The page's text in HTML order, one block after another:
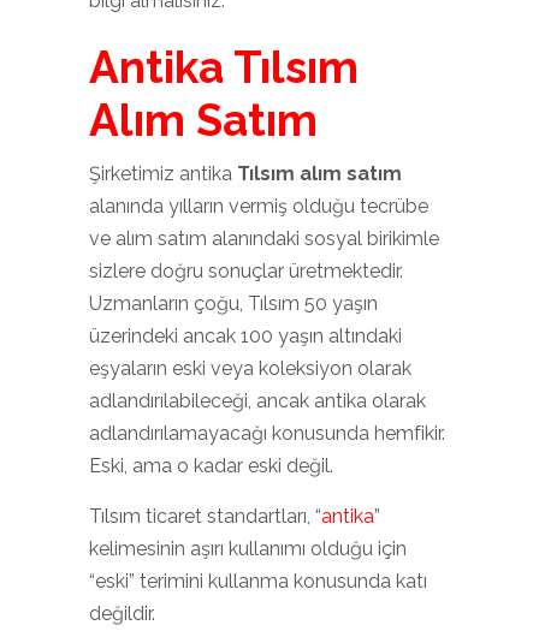
Antika Tılsım
Alım Satım
Şirketimiz antika Tılsım alım satım
alanında yılların vermiş olduğu tecrübe
ve alım satım alanındaki sosyal birikimle
sizlere doğru sonuçlar üretmektedir.
Uzmanların çoğu, Tılsım 50 yaşın
üzerindeki ancak 100 yaşın altındaki
eşyaların eski veya koleksiyon olarak
adlandırılabileceği, ancak antika olarak
adlandırılamayacağı konusunda hemfikir.
Eski, ama o kadar eski değil.
Tılsım ticaret standartları, “antika”
kelimesinin aşırı kullanımı olduğu için
“eski” terimini kullanma konusunda katı
değildir.